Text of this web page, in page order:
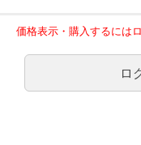
・8Fr(2.7mm)
ご了承のほどよろしくお
弊社都合でお届けが２回
のみで新たな送料は発生
大型商品送料が必要な商
負担頂きます。
価格表示・購入するには
ロ